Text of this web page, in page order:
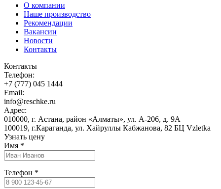
О компании
Наше производство
Рекомендации
Вакансии
Новости
Контакты
Контакты
Телефон:
+7 (777) 045 1444
Email:
info@reschke.ru
Адрес:
010000, г. Астана, район «Алматы», ул. А-206, д. 9А
100019, г.Караганда, ул. Хайруллы Кабжанова, 82 БЦ Vzletka
Узнать цену
Имя *
Телефон *